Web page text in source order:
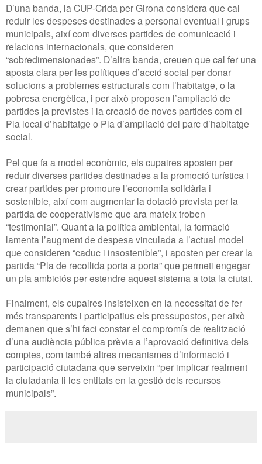
D’una banda, la CUP-Crida per Girona considera que cal
reduir les despeses destinades a personal eventual i grups
municipals, així com diverses partides de comunicació i
relacions internacionals, que consideren
“sobredimensionades”. D’altra banda, creuen que cal fer una
aposta clara per les polítiques d’acció social per donar
solucions a problemes estructurals com l’habitatge, o la
pobresa energètica, i per això proposen l’ampliació de
partides ja previstes i la creació de noves partides com el
Pla local d’habitatge o Pla d’ampliació del parc d’habitatge
social.
Pel que fa a model econòmic, els cupaires aposten per
reduir diverses partides destinades a la promoció turística i
crear partides per promoure l’economia solidària i
sostenible, així com augmentar la dotació prevista per la
partida de cooperativisme que ara mateix troben
“testimonial”. Quant a la política ambiental, la formació
lamenta l’augment de despesa vinculada a l’actual model
que consideren “caduc i insostenible”, i aposten per crear la
partida “Pla de recollida porta a porta” que permeti engegar
un pla ambiciós per estendre aquest sistema a tota la ciutat.
Finalment, els cupaires insisteixen en la necessitat de fer
més transparents i participatius els pressupostos, per això
demanen que s’hi faci constar el compromís de realització
d’una audiència pública prèvia a l’aprovació definitiva dels
comptes, com també altres mecanismes d’informació i
participació ciutadana que serveixin “per implicar realment
la ciutadania li les entitats en la gestió dels recursos
municipals”.